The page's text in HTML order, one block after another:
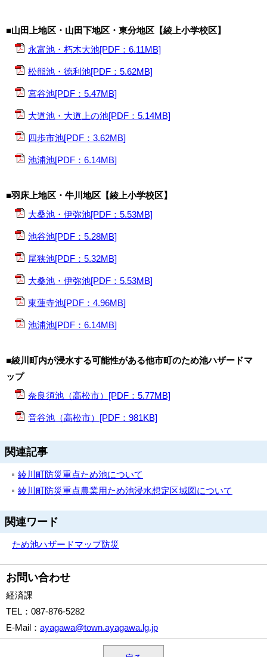
■山田上地区・山田下地区・東分地区【綾上小学校区】
永富池・朽木大池[PDF：6.11MB]
松熊池・徳利池[PDF：5.62MB]
宮谷池[PDF：5.47MB]
大道池・大道上の池[PDF：5.14MB]
四歩市池[PDF：3.62MB]
池浦池[PDF：6.14MB]
■羽床上地区・牛川地区【綾上小学校区】
大桑池・伊弥池[PDF：5.53MB]
池谷池[PDF：5.28MB]
尾狭池[PDF：5.32MB]
大桑池・伊弥池[PDF：5.53MB]
東蓮寺池[PDF：4.96MB]
池浦池[PDF：6.14MB]
■綾川町内が浸水する可能性がある他市町のため池ハザードマ
ップ
奈良須池（高松市）[PDF：5.77MB]
音谷池（高松市）[PDF：981KB]
関連記事
綾川町防災重点ため池について
綾川町防災重点農業用ため池浸水想定区域図について
関連ワード
ため池ハザードマップ防災
お問い合わせ
経済課
TEL ：087-876-5282
E-Mail ： ayagawa@town.ayagawa.lg.jp